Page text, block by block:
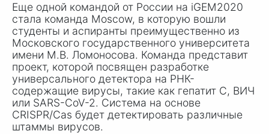
Еще одной командой от России на iGEM2020
стала команда Moscow, в которую вошли
студенты и аспиранты преимущественно из
Московского государственного университета
имени М.В. Ломоносова. Команда представит
проект, которой посвящен разработке
универсального детектора на РНК-
содержащие вирусы, такие как гепатит С, ВИЧ
или SARS-CoV-2. Система на основе
CRISPR/Cas будет детектировать различные
штаммы вирусов.